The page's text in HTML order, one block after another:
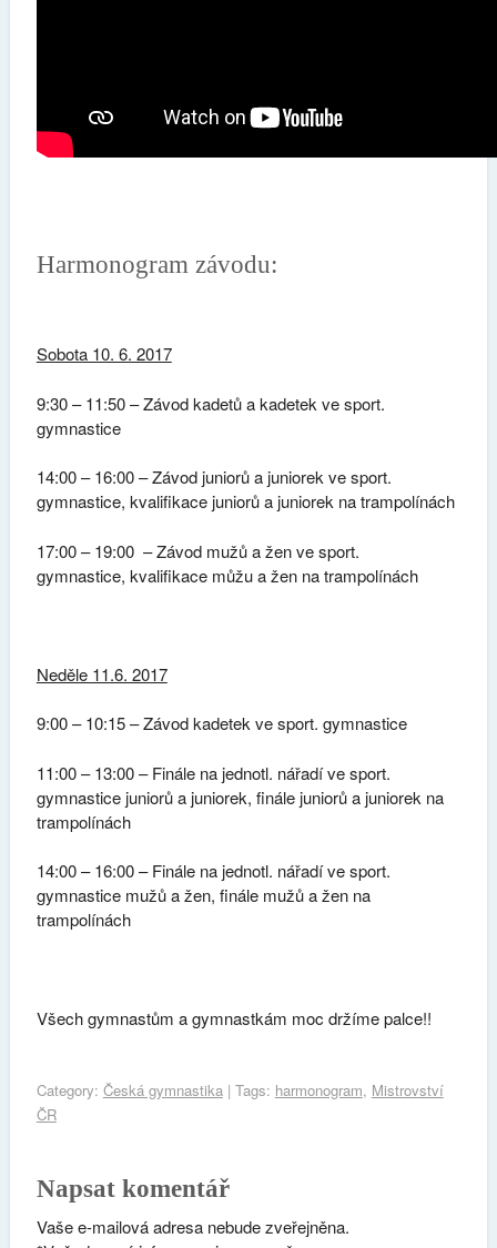
Harmonogram závodu:
Sobota 10. 6. 2017
9:30 – 11:50 – Závod kadetů a kadetek ve sport.
gymnastice
14:00 – 16:00 – Závod juniorů a juniorek ve sport.
gymnastice, kvalifikace juniorů a juniorek na trampolínách
17:00 – 19:00 – Závod mužů a žen ve sport.
gymnastice, kvalifikace můžu a žen na trampolínách
Neděle 11.6. 2017
9:00 – 10:15 – Závod kadetek ve sport. gymnastice
11:00 – 13:00 – Finále na jednotl. nářadí ve sport.
gymnastice juniorů a juniorek, finále juniorů a juniorek na
trampolínách
14:00 – 16:00 – Finále na jednotl. nářadí ve sport.
gymnastice mužů a žen, finále mužů a žen na
trampolínách
Všech gymnastům a gymnastkám moc držíme palce!!
Category: Česká gymnastika| Tags: harmonogram, Mistrovství
ČR
Napsat komentář
Vaše e-mailová adresa nebude zveřejněna.